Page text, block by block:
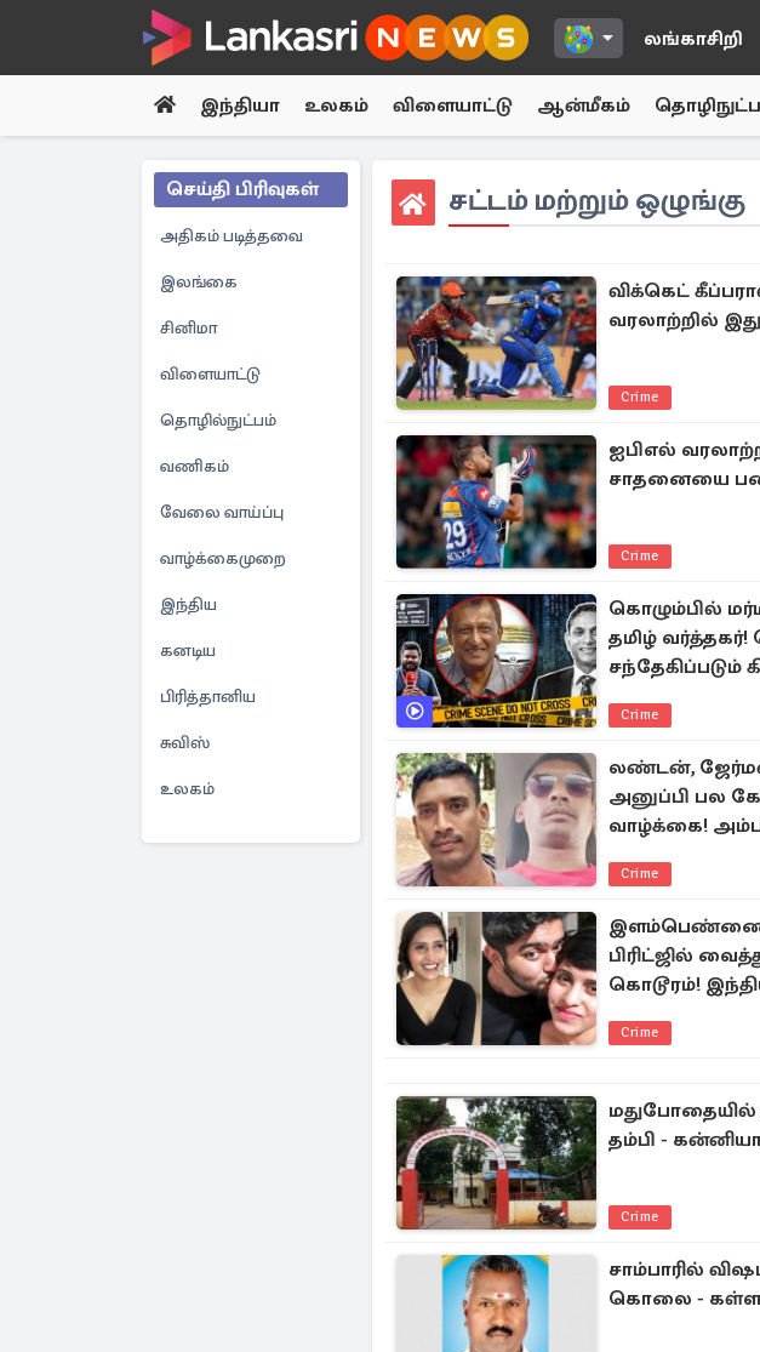
லங்காசிறி
இந்தியா உலகம் விளையாட்டு ஆன்மீகம்
செய்தி பிரிவுகள்
அதிகம் படித்தவை
இலங்கை
சினிமா
விளையாட்டு
தொழில்நுட்பம்
வணிகம்
வேலை வாய்ப்பு
வாழ்க்கைமுறை
இந்திய
கனடிய
பிரித்தானிய
சுவிஸ்
உலகம்
சட்டம் மற்றும் ஒழுங்கு
விக்கெட்
வரலாற்றில்
Crime
ஐபிஎல்
சாதனையை
Crime
கொழும்பில்
தமிழ்
Crime
லண்டன்,
அனுப்பி பல
வாழ்க்கை!
Crime
இளம்பெண்ணை
பிரிட்ஜில்
கொடூரம்!
Crime
தம்பி -
Crime
சாம்பாரில்
கொலை -